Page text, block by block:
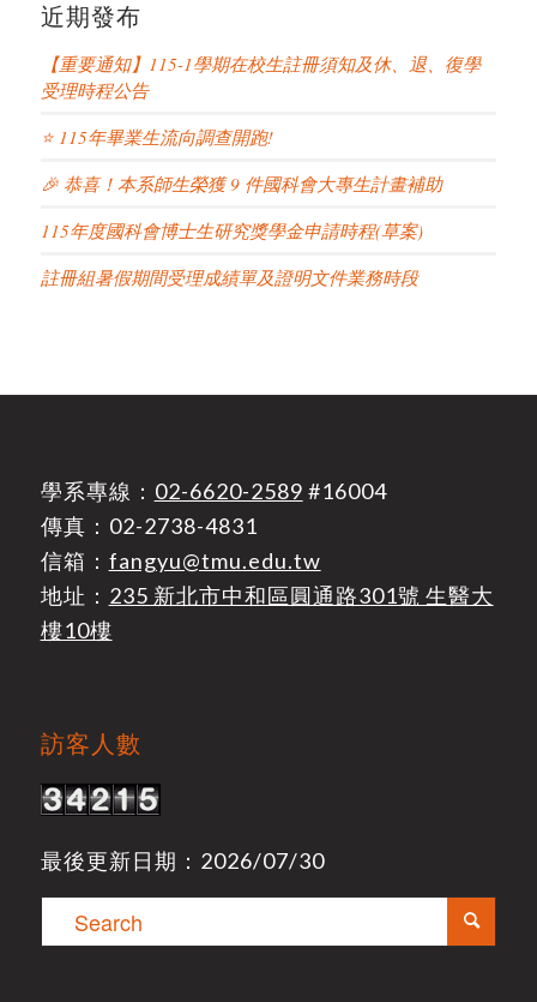
近期發布
【重要通知】115-1學期在校生註冊須知及休、退、復學
受理時程公告
⭐ 115年畢業生流向調查開跑!
🎉 恭喜！本系師生榮獲 9 件國科會大專生計畫補助
115年度國科會博士生研究獎學金申請時程(草案)
註冊組暑假期間受理成績單及證明文件業務時段
學系專線： 02-6620-2589 #16004
傳真：02-2738-4831
信箱： fangyu@tmu.edu.tw
地址： 235 新北市中和區圓通路301號 生醫大
樓10樓
訪客人數
最後更新日期：2026/07/30